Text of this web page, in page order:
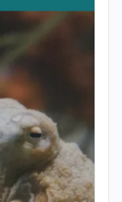
equilibri che
a livello
Ha svolto
di
di
inoltre
con diverse
sempre
suo ambito di